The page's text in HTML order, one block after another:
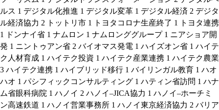
ルス 1 デジタル化推進 1 デジタル変革 1 デジタル経済 2 デジタ
ル経済協力 2 トットリ市 1 トヨタコロナ生産終了 1
トヨタ連携
1
ドンナイ省 1 ナムロン 1 ナムロンググループ 1 ニアショア開
発 1 ニントゥアン省 2 バイオマス発電 1 ハイズオン省 1 ハイテ
ク人材育成 1 ハイテク投資 1 ハイテク産業連携 1 ハイテク農業
3 ハイテク連携 1 ハイブリッド移行 1 バイリンガル教育 1 ハオ
ハオ 1 パシフィックコンサルティング 1 ハティン省訪問 1 ハナ
ム省眼科病院 1 ハノイ 2 ハノイ–JICA協力 1 ハノイ–ホーチミ
ン高速鉄道 1 ハノイ営業事務所 1 ハノイ東京経済協力 2 バリア